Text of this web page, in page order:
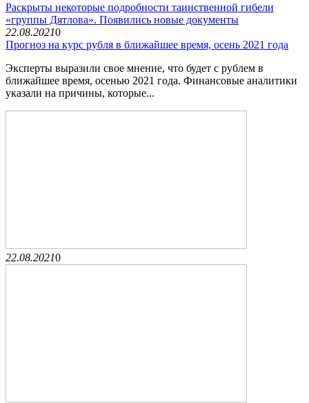
Раскрыты некоторые подробности таинственной гибели
«группы Дятлова». Появились новые документы
22.08.20210
Прогноз на курс рубля в ближайшее время, осень 2021 года
Эксперты выразили свое мнение, что будет с рублем в
ближайшее время, осенью 2021 года. Финансовые аналитики
указали на причины, которые...
22.08.20210